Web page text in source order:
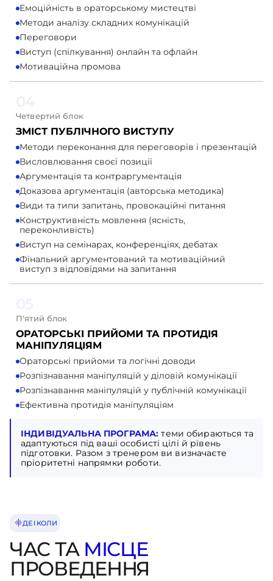
Емоційність в ораторському мистецтві
Методи аналізу складних комунікацій
Переговори
Виступ (спілкування) онлайн та офлайн
Мотиваційна промова
Четвертий блок
ЗМІСТ ПУБЛІЧНОГО ВИСТУПУ
Методи переконання для переговорів і презентацій
Висловлювання своєї позиції
Аргументація та контраргументація
Доказова аргументація (авторська методика)
Види та типи запитань, провокаційні питання
Конструктивність мовлення (ясність,
переконливість)
Виступ на семінарах, конференціях, дебатах
Фінальний аргументований та мотиваційний
виступ з відповідями на запитання
П'ятий блок
ОРАТОРСЬКІ ПРИЙОМИ ТА ПРОТИДІЯ
МАНІПУЛЯЦІЯМ
Ораторські прийоми та логічні доводи
Розпізнавання маніпуляцій у діловій комунікації
Розпізнавання маніпуляцій у публічній комунікації
Ефективна протидія маніпуляціям
ІНДИВІДУАЛЬНА ПРОГРАМА: теми обираються та
адаптуються під ваші особисті цілі й рівень
підготовки. Разом з тренером ви визначаєте
пріоритетні напрямки роботи.
ДЕ І КОЛИ
ЧАС ТА МІСЦЕ
ПРОВЕДЕННЯ